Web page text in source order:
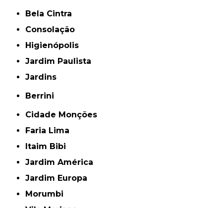
Bela Cintra
Consolação
Higienópolis
Jardim Paulista
Jardins
Berrini
Cidade Monções
Faria Lima
Itaim Bibi
Jardim América
Jardim Europa
Morumbi